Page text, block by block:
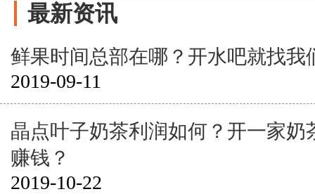
最新资讯
鲜果时间总部在哪？开水吧就找我
2019-09-11
晶点叶子奶茶利润如何？开一家奶
赚钱？
2019-10-22